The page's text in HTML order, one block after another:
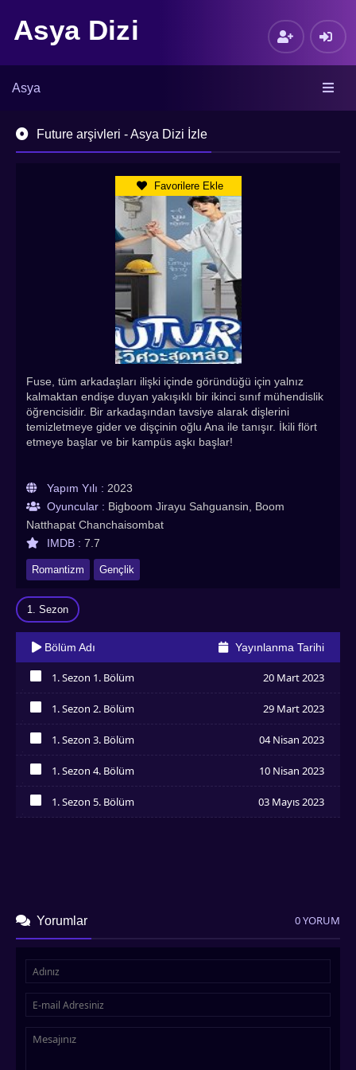
Asya Dizi
Asya
Future arşivleri - Asya Dizi İzle
Favorilere Ekle
Fuse, tüm arkadaşları ilişki içinde göründüğü için yalnız
kalmaktan endişe duyan yakışıklı bir ikinci sınıf mühendislik
öğrencisidir. Bir arkadaşından tavsiye alarak dişlerini
temizletmeye gider ve dişçinin oğlu Ana ile tanışır. İkili flört
etmeye başlar ve bir kampüs aşkı başlar!
Yapım Yılı : 2023
Oyuncular : Bigboom Jirayu Sahguansin, Boom
Natthapat Chanchaisombat
IMDB : 7.7
Romantizm Gençlik
1. Sezon
Bölüm Adı Yayınlanma Tarihi
1. Sezon 1. Bölüm 20 Mart 2023
1. Sezon 2. Bölüm 29 Mart 2023
1. Sezon 3. Bölüm 04 Nisan 2023
1. Sezon 4. Bölüm 10 Nisan 2023
İzledim
1. Sezon 5. Bölüm 03 Mayıs 2023
Yorumlar 0 YORUM